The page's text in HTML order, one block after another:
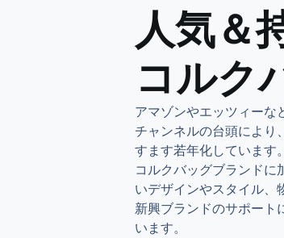
人気＆
コルク
アマゾンやエッツィーな
チャンネルの台頭により
すます若年化しています
コルクバッグブランドに
いデザインやスタイル、
新興ブランドのサポート
います。